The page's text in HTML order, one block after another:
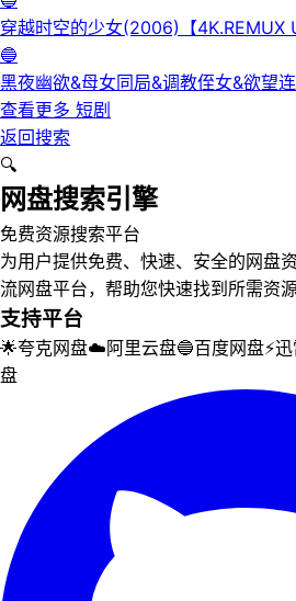
穿越时空的少女(2006)【4K.REMUX
【中文字幕】【爱情/科幻】
🔵
黑夜幽欲&母女同局&调教侄女&欲望
服&黑夜欲牢（完整版）最新擦边短剧
查看更多 短剧
返回搜索
🔍
网盘搜索引擎
免费资源搜索平台
为用户提供免费、快速、安全的网盘
流网盘平台，帮助您快速找到所需资源
支持平台
🌟夸克网盘☁️阿里云盘🔵百度网盘⚡
盘